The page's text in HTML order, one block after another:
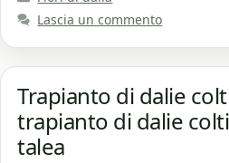
Lascia un commento
Trapianto di dalie
trapianto di dalie
talea